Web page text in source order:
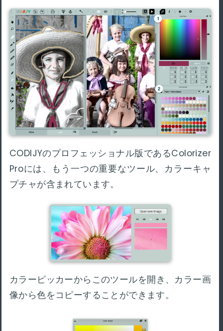
CODIJYのプロフェッショナル版であるColorizer
Proには、もう一つの重要なツール、カラーキャ
プチャが含まれています。
カラーピッカーからこのツールを開き、カラー画
像から色をコピーすることができます。